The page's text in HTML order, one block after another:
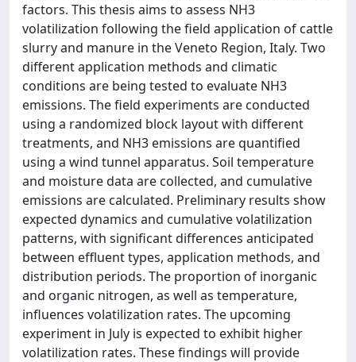
factors. This thesis aims to assess NH3
volatilization following the field application of cattle
slurry and manure in the Veneto Region, Italy. Two
different application methods and climatic
conditions are being tested to evaluate NH3
emissions. The field experiments are conducted
using a randomized block layout with different
treatments, and NH3 emissions are quantified
using a wind tunnel apparatus. Soil temperature
and moisture data are collected, and cumulative
emissions are calculated. Preliminary results show
expected dynamics and cumulative volatilization
patterns, with significant differences anticipated
between effluent types, application methods, and
distribution periods. The proportion of inorganic
and organic nitrogen, as well as temperature,
influences volatilization rates. The upcoming
experiment in July is expected to exhibit higher
volatilization rates. These findings will provide